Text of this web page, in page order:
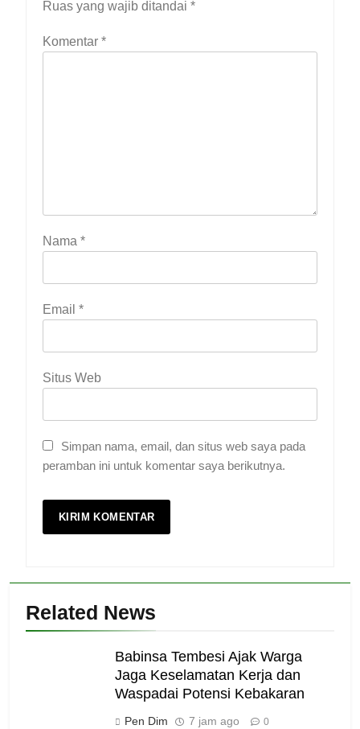
Ruas yang wajib ditandai *
Komentar *
Nama *
Email *
Situs Web
Simpan nama, email, dan situs web saya pada
peramban ini untuk komentar saya berikutnya.
Related News
Babinsa Tembesi Ajak Warga
Jaga Keselamatan Kerja dan
Waspadai Potensi Kebakaran
Pen Dim 7 jam ago 0